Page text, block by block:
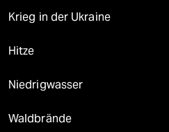
Krieg in der Ukraine
Hitze
Niedrigwasser
Waldbrände